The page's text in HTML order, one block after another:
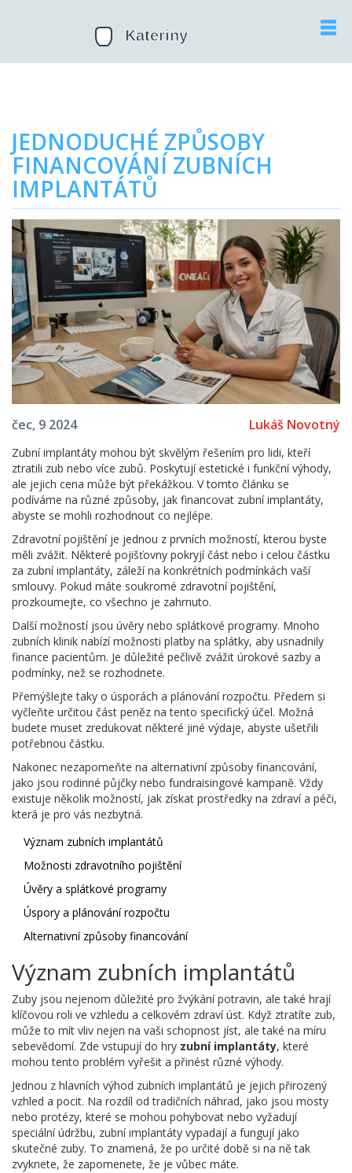
JEDNODUCHÉ ZPŮSOBY
FINANCOVÁNÍ ZUBNÍCH
IMPLANTÁTŮ
čec, 9 2024 Lukáš Novotný
Zubní implantáty mohou být skvělým řešením pro lidi, kteří
ztratili zub nebo více zubů. Poskytují estetické i funkční výhody,
ale jejich cena může být překážkou. V tomto článku se
podíváme na různé způsoby, jak financovat zubní implantáty,
abyste se mohli rozhodnout co nejlépe.
Zdravotní pojištění je jednou z prvních možností, kterou byste
měli zvážit. Některé pojišťovny pokryjí část nebo i celou částku
za zubní implantáty, záleží na konkrétních podmínkách vaší
smlouvy. Pokud máte soukromé zdravotní pojištění,
prozkoumejte, co všechno je zahrnuto.
Další možností jsou úvěry nebo splátkové programy. Mnoho
zubních klinik nabízí možnosti platby na splátky, aby usnadnily
finance pacientům. Je důležité pečlivě zvážit úrokové sazby a
podmínky, než se rozhodnete.
Přemýšlejte taky o úsporách a plánování rozpočtu. Předem si
vyčleňte určitou část peněz na tento specifický účel. Možná
budete muset zredukovat některé jiné výdaje, abyste ušetřili
potřebnou částku.
Nakonec nezapomeňte na alternativní způsoby financování,
jako jsou rodinné půjčky nebo fundraisingové kampaně. Vždy
existuje několik možností, jak získat prostředky na zdraví a péči,
která je pro vás nezbytná.
Význam zubních implantátů
Možnosti zdravotního pojištění
Úvěry a splátkové programy
Úspory a plánování rozpočtu
Alternativní způsoby financování
Význam zubních implantátů
Zuby jsou nejenom důležité pro žvýkání potravin, ale také hrají
klíčovou roli ve vzhledu a celkovém zdraví úst. Když ztratíte zub,
může to mít vliv nejen na vaši schopnost jíst, ale také na míru
sebevědomí. Zde vstupují do hry zubní implantáty, které
mohou tento problém vyřešit a přinést různé výhody.
Jednou z hlavních výhod zubních implantátů je jejich přirozený
vzhled a pocit. Na rozdíl od tradičních náhrad, jako jsou mosty
nebo protézy, které se mohou pohybovat nebo vyžadují
speciální údržbu, zubní implantáty vypadají a fungují jako
skutečné zuby. To znamená, že po určité době si na ně tak
zvyknete, že zapomenete, že je vůbec máte.